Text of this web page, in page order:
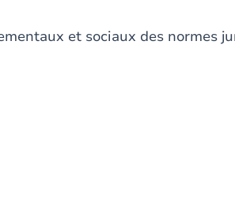
et sociaux des normes